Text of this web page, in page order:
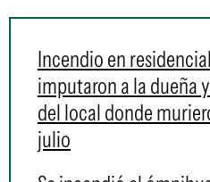
Incendio en
imputaron a la dueña
del local donde
julio